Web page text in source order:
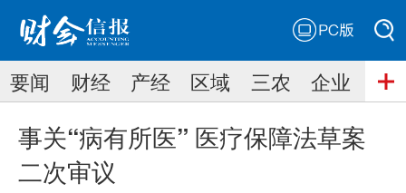
搜索
搜索
要闻 财经 产经 区域 三农 企业
事关“病有所医” 医疗保障法草案
二次审议